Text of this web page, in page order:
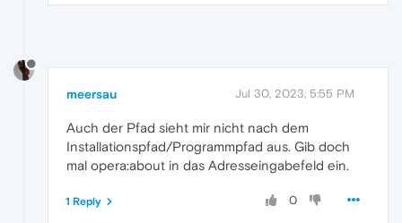
meersau Jul 30, 2023, 5:55 PM
Auch der Pfad sieht mir nicht nach dem
Installationspfad/Programmpfad aus. Gib doch
mal opera:about in das Adresseingabefeld ein.
0
1 Reply